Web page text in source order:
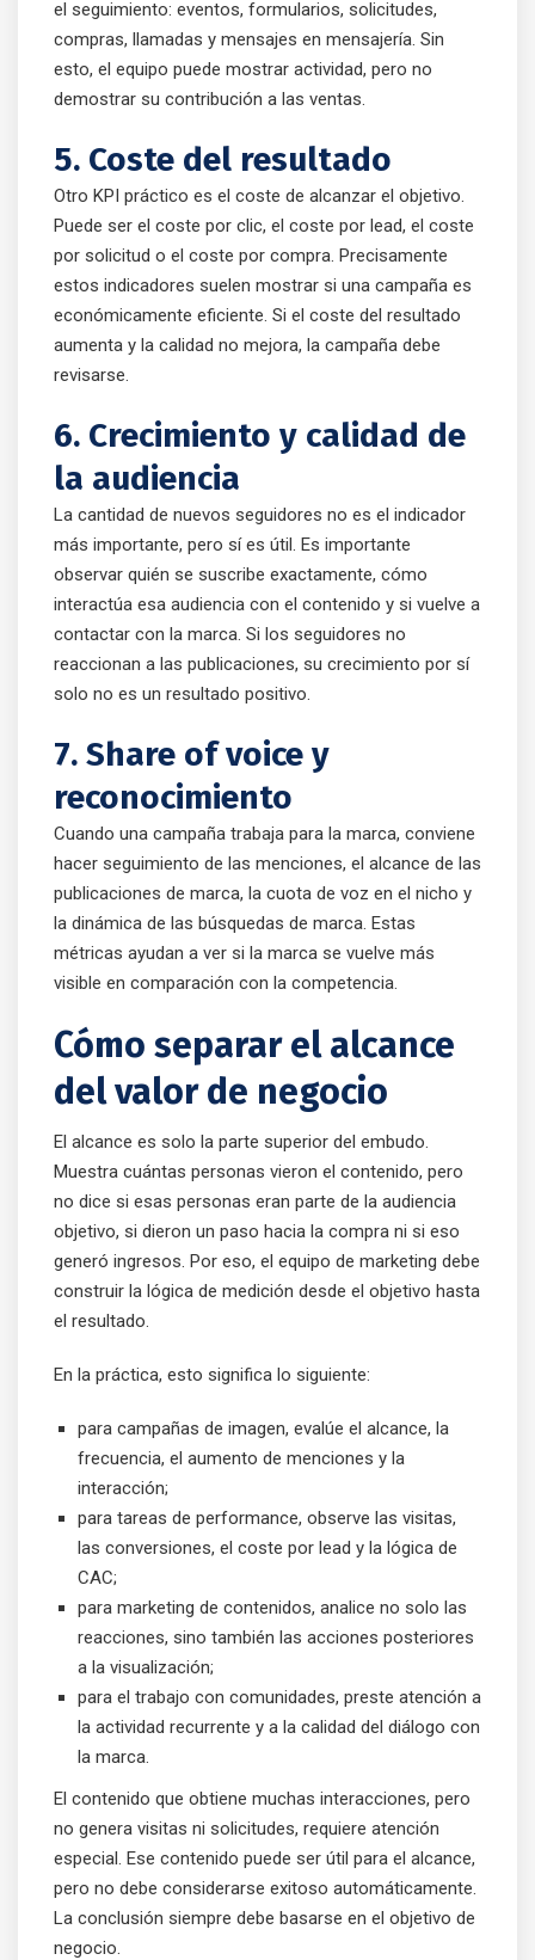
el seguimiento: eventos, formularios, solicitudes,
compras, llamadas y mensajes en mensajería. Sin
esto, el equipo puede mostrar actividad, pero no
demostrar su contribución a las ventas.
5. Coste del resultado
Otro KPI práctico es el coste de alcanzar el objetivo.
Puede ser el coste por clic, el coste por lead, el coste
por solicitud o el coste por compra. Precisamente
estos indicadores suelen mostrar si una campaña es
económicamente eficiente. Si el coste del resultado
aumenta y la calidad no mejora, la campaña debe
revisarse.
6. Crecimiento y calidad de
la audiencia
La cantidad de nuevos seguidores no es el indicador
más importante, pero sí es útil. Es importante
observar quién se suscribe exactamente, cómo
interactúa esa audiencia con el contenido y si vuelve a
contactar con la marca. Si los seguidores no
reaccionan a las publicaciones, su crecimiento por sí
solo no es un resultado positivo.
7. Share of voice y
reconocimiento
Cuando una campaña trabaja para la marca, conviene
hacer seguimiento de las menciones, el alcance de las
publicaciones de marca, la cuota de voz en el nicho y
la dinámica de las búsquedas de marca. Estas
métricas ayudan a ver si la marca se vuelve más
visible en comparación con la competencia.
Cómo separar el alcance
del valor de negocio
El alcance es solo la parte superior del embudo.
Muestra cuántas personas vieron el contenido, pero
no dice si esas personas eran parte de la audiencia
objetivo, si dieron un paso hacia la compra ni si eso
generó ingresos. Por eso, el equipo de marketing debe
construir la lógica de medición desde el objetivo hasta
el resultado.
En la práctica, esto significa lo siguiente:
para campañas de imagen, evalúe el alcance, la
frecuencia, el aumento de menciones y la
interacción;
para tareas de performance, observe las visitas,
las conversiones, el coste por lead y la lógica de
CAC;
para marketing de contenidos, analice no solo las
reacciones, sino también las acciones posteriores
a la visualización;
para el trabajo con comunidades, preste atención a
la actividad recurrente y a la calidad del diálogo con
la marca.
El contenido que obtiene muchas interacciones, pero
no genera visitas ni solicitudes, requiere atención
especial. Ese contenido puede ser útil para el alcance,
pero no debe considerarse exitoso automáticamente.
La conclusión siempre debe basarse en el objetivo de
negocio.